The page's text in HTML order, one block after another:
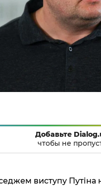
Добавьте
чтобы не
виступу Путіна